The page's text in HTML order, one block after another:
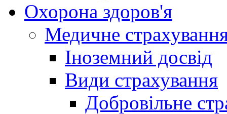
Охорона здоров'я
Медичне
Іноземний досвід
Види страхування
Добровільне